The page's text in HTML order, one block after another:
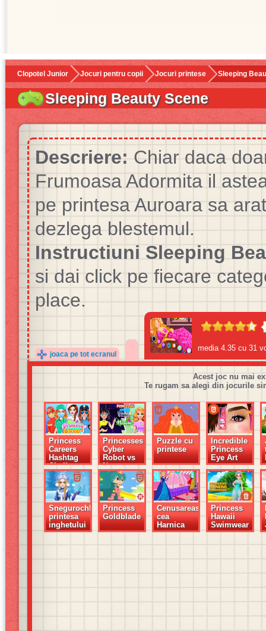
Clopotel Junior Jocuri pentru copii Jocuri printese Sleeping
Sleeping Beauty Scene
Descriere: Chiar daca
Frumoasa Adormita il
pe printesa Auroara sa
dezlega blestemul.
Instructiuni Sleeping
si dai click pe fiecare
place.
joaca pe tot ecranul
media 4.35 cu 31
Acest joc nu mai
Te rugam sa alegi din jocurile
Princess
Careers
Hashtag
Challenge
Princesses
Cyber
Robot vs
Nature
Puzzle cu
printese
Incredible
Princess
Eye Art
Snegurochka,
printesa
inghetului
Princess
Goldblade
Cenusareasa
cea
Harnica
Princess
Hawaii
Swimwear